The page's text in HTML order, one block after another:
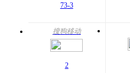
73-3
搜狗移动
2